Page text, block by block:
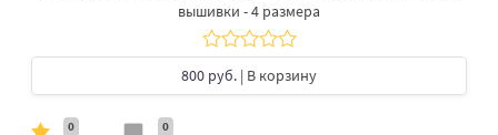
вышивки - 4 размера
800 руб. | В корзину
0 0